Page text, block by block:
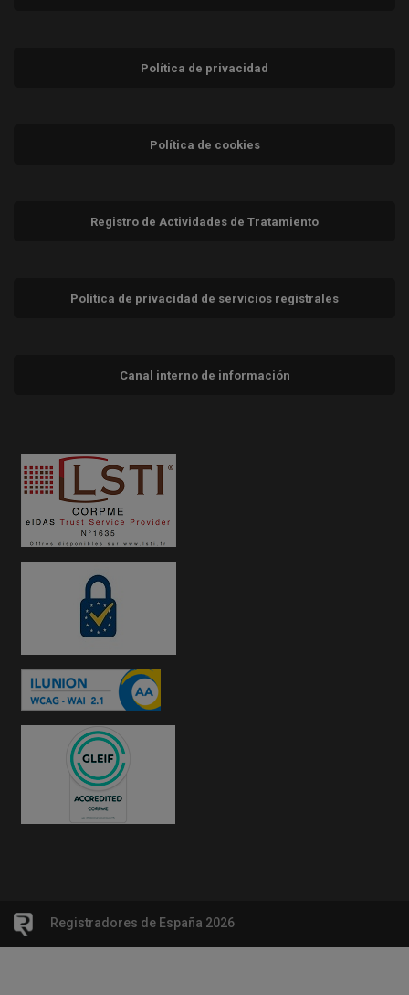
Política de privacidad
Política de cookies
Registro de Actividades de Tratamiento
Política de privacidad de servicios registrales
Canal interno de información
Registradores de España 2026